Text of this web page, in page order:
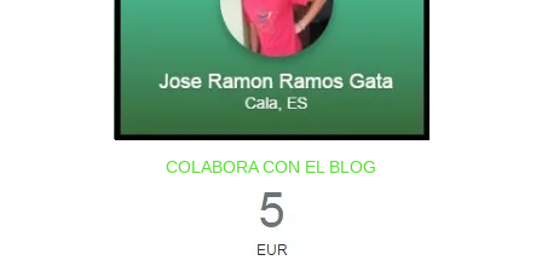
COLABORA CON EL BLOG